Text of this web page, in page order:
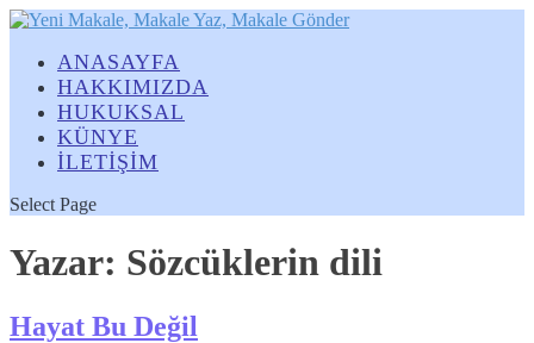
ANASAYFA
HAKKIMIZDA
HUKUKSAL
KÜNYE
İLETİŞİM
Select Page
Yazar: Sözcüklerin dili
Hayat Bu Değil